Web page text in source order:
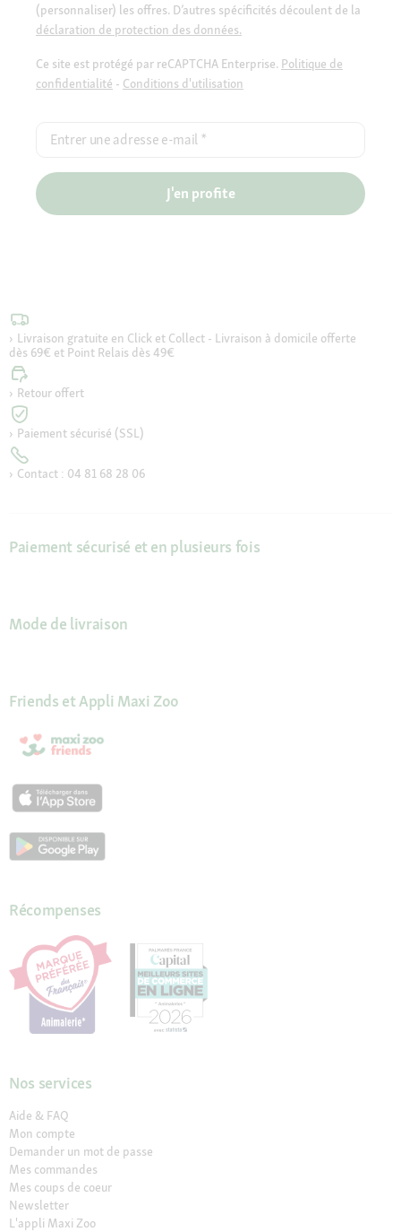
(personnaliser) les offres. D’autres spécificités découlent de la
déclaration de protection des données.
Ce site est protégé par reCAPTCHA Enterprise. Politique de
confidentialité - Conditions d'utilisation
Entrer une adresse e-mail *
J'en profite
Livraison gratuite en Click et Collect - Livraison à domicile offerte
dès 69€ et Point Relais dès 49€
Retour offert
Paiement sécurisé (SSL)
Contact : 04 81 68 28 06
Paiement sécurisé et en plusieurs fois
Mode de livraison
Friends et Appli Maxi Zoo
Récompenses
Nos services
Aide & FAQ
Mon compte
Demander un mot de passe
Mes commandes
Mes coups de coeur
Newsletter
L'appli Maxi Zoo